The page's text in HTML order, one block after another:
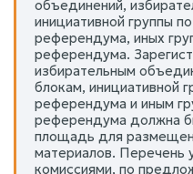
объединений,
инициативной группы
референдума, иных
референдума.
избирательным
блокам, инициативной
референдума и иным
референдума должна
площадь для
материалов. Перечень
комиссиями, по